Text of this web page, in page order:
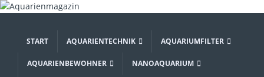
START AQUARIENTECHNIK AQUARIUMFILTER
AQUARIENBEWOHNER NANOAQUARIUM